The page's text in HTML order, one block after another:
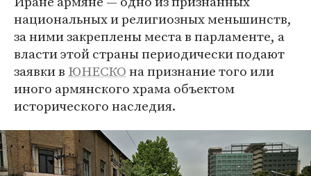
национальных и религиозных меньшинств,
за ними закреплены места в парламенте, а
власти этой страны периодически подают
заявки в ЮНЕСКОна признание того или
иного армянского храма объектом
исторического наследия.